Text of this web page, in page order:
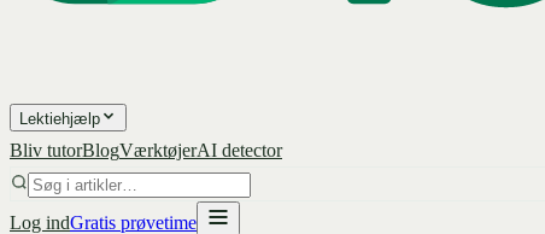
Lektiehjælp
Bliv tutorBlogVærktøjerAI detector
Log indGratis prøvetime